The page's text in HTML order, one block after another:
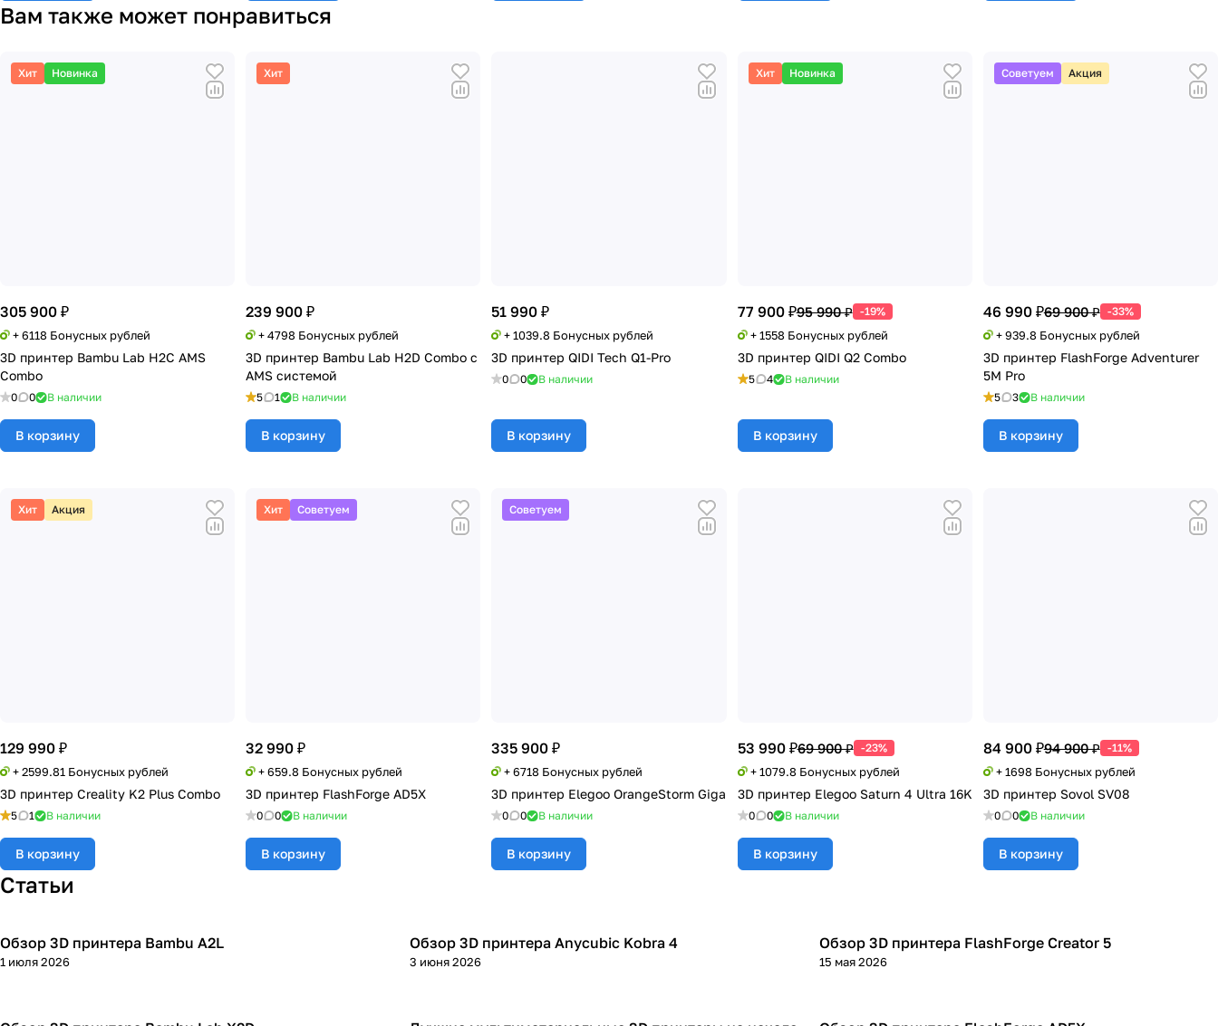
Вам также может понравиться
Хит Новинка
305 900 ₽
+ 6118 Бонусных рублей
3D принтер Bambu Lab H2C AMS
Combo
0 0 В наличии
В корзину
Хит
239 900 ₽
+ 4798 Бонусных рублей
3D принтер Bambu Lab H2D Combo с
AMS системой
5 1 В наличии
В корзину
51 990 ₽
+ 1039.8 Бонусных рублей
3D принтер QIDI Tech Q1-Pro
0 0 В наличии
В корзину
Хит Новинка
77 900 ₽95 990 ₽ -19%
+ 1558 Бонусных рублей
3D принтер QIDI Q2 Combo
5 4 В наличии
В корзину
Советуем Акция
46 990 ₽69 900 ₽ -33%
+ 939.8 Бонусных рублей
3D принтер FlashForge Adventurer
5M Pro
5 3 В наличии
В корзину
Хит Акция
129 990 ₽
+ 2599.81 Бонусных рублей
3D принтер Creality K2 Plus Combo
5 1 В наличии
В корзину
Хит Советуем
32 990 ₽
+ 659.8 Бонусных рублей
3D принтер FlashForge AD5X
0 0 В наличии
В корзину
Советуем
335 900 ₽
+ 6718 Бонусных рублей
3D принтер Elegoo OrangeStorm Giga
0 0 В наличии
В корзину
53 990 ₽69 900 ₽ -23%
+ 1079.8 Бонусных рублей
3D принтер Elegoo Saturn 4 Ultra 16K
0 0 В наличии
В корзину
84 900 ₽94 900 ₽ -11%
+ 1698 Бонусных рублей
3D принтер Sovol SV08
0 0 В наличии
В корзину
Статьи
3D принтеры
Обзор 3D принтера Bambu A2L
1 июля 2026
3D принтеры
Обзор 3D принтера Anycubic Kobra 4
3 июня 2026
3D принтеры
Обзор 3D принтера FlashForge Creator 5
15 мая 2026